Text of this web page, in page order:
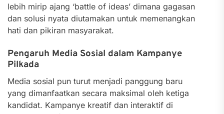
lebih mirip ajang ‘battle of ideas’ dimana gagasan
dan solusi nyata diutamakan untuk memenangkan
hati dan pikiran masyarakat.
Pengaruh Media Sosial dalam Kampanye
Pilkada
Media sosial pun turut menjadi panggung baru
yang dimanfaatkan secara maksimal oleh ketiga
kandidat. Kampanye kreatif dan interaktif di